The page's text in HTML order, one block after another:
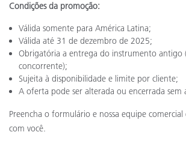
Condições da promoção:
Válida somente para América Latina;
Válida até 31 de dezembro de 2025;
Obrigatória a entrega do instrumento antigo
concorrente);
Sujeita à disponibilidade e limite por cliente;
A oferta pode ser alterada ou encerrada sem
Preencha o formulário e nossa equipe
com você.